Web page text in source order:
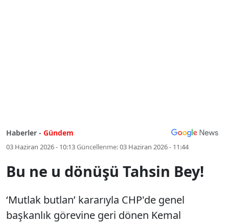
Haberler - Gündem
03 Haziran 2026 - 10:13Güncellenme:03 Haziran 2026 - 11:44
Bu ne u dönüşü Tahsin Bey!
‘Mutlak butlan’ kararıyla CHP'de genel
başkanlık görevine geri dönen Kemal